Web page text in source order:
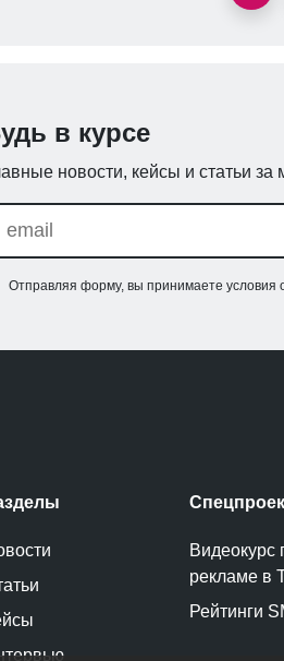
в курсе
новости, кейсы и статьи за
Отправляя форму, вы принимаете условия
Видеокурс
рекламе в
Рейтинги